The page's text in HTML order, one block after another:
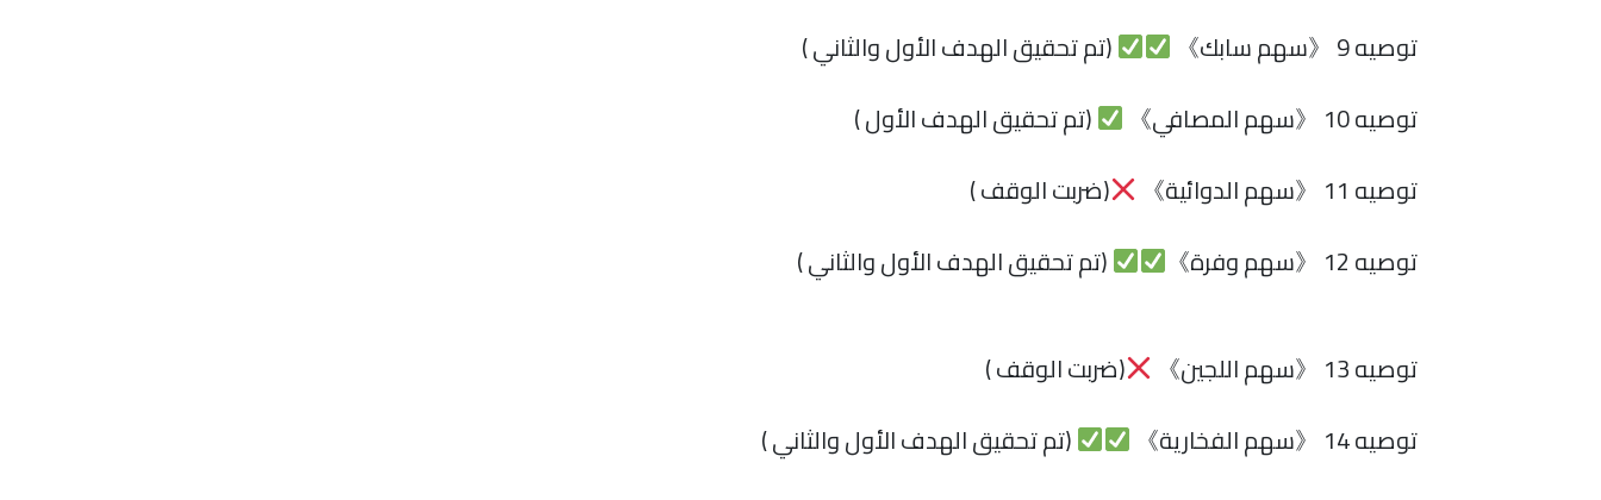
توصيه 9 《سهم سابك》
(تم تحقيق الهدف الأول والثاني )
توصيه 10 《سهم المصافي》
(تم تحقيق الهدف الأول )
توصيه 11 《سهم الدوائية》
(ضربت الوقف )
توصيه 12 《سهم وفرة》
(تم تحقيق الهدف الأول والثاني )
توصيه 13 《سهم اللجين》
(ضربت الوقف )
توصيه 14 《سهم الفخارية》
(تم تحقيق الهدف الأول والثاني )